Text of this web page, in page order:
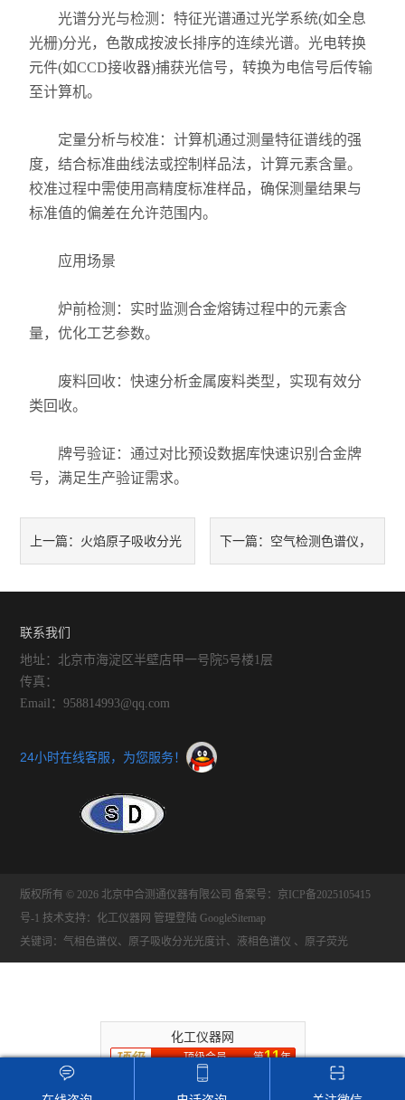
光谱分光与检测：特征光谱通过光学系统(如全息
光栅)分光，色散成按波长排序的连续光谱。光电转换
元件(如CCD接收器)捕获光信号，转换为电信号后传输
至计算机。
定量分析与校准：计算机通过测量特征谱线的强
度，结合标准曲线法或控制样品法，计算元素含量。
校准过程中需使用高精度标准样品，确保测量结果与
标准值的偏差在允许范围内。
应用场景
‌炉前检测‌：实时监测合金熔铸过程中的元素含
量，优化工艺参数。
‌废料回收‌：快速分析金属废料类型，实现有效分
类回收。 ‌
‌牌号验证‌：通过对比预设数据库快速识别合金牌
号，满足生产验证需求。
上一篇： 火焰原子吸收分光 下一篇： 空气检测色谱仪，
联系我们
地址：北京市海淀区半壁店甲一号院5号楼1层
传真：
Email：958814993@qq.com
24小时在线客服，为您服务！
版权所有 © 2026 北京中合测通仪器有限公司 备案号：京ICP备2025105415
号-1 技术支持： 化工仪器网 管理登陆 GoogleSitemap
关键词：气相色谱仪、原子吸收分光光度计、液相色谱仪 、原子荧光
化工仪器网
顶级会员 第11年
推荐收藏该企业网站